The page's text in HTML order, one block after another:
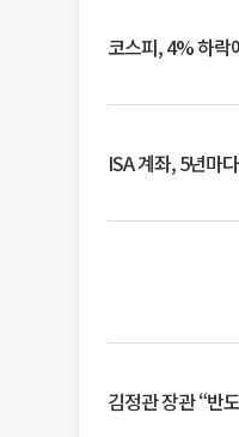
코스피, 4% 하락
ISA 계좌, 5년마
김정관 장관 “반